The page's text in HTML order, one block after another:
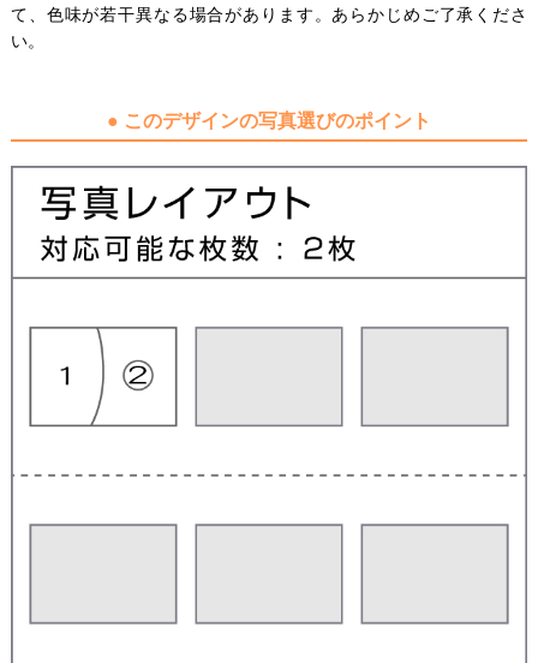
て、色味が若干異なる場合があります。あらかじめご了承くださ
い。
● このデザインの写真選びのポイント